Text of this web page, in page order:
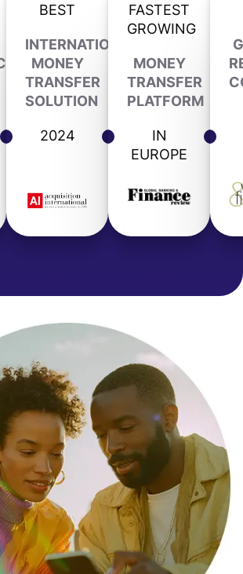
BEST
INTERNATIONAL
MONEY
TRANSFER
SOLUTION
2024
FASTEST
GROWING
MONEY
TRANSFER
PLATFORM
IN
EUROPE